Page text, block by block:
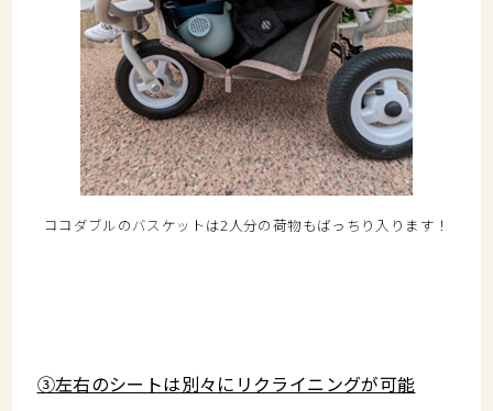
ココダブルのバスケットは2人分の荷物もばっちり入ります！
③左右のシートは別々にリクライニングが可能